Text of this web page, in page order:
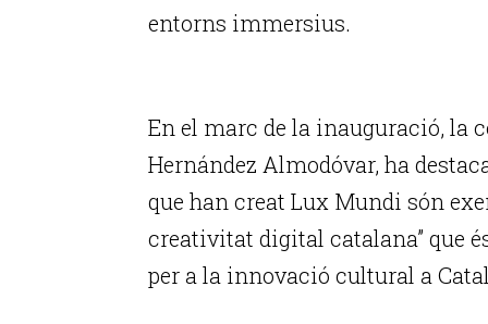
entorns immersius.
En el marc de la inauguració, la
Hernández Almodóvar, ha
que han creat Lux Mundi són
creativitat digital catalana” que
per a la innovació cultural a